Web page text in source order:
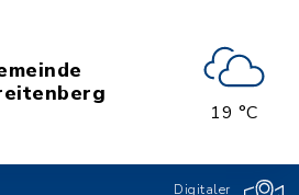
19 °C
Digitaler